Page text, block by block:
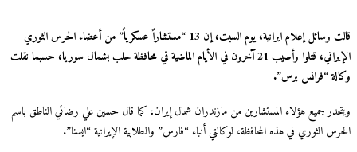
قالت وسائل إعلام ايرانية، يوم السبت، إن 13 “مستشاراً عسكرياً” من أعضاء الحرس الثوري
الإيراني، قتلوا وأصيب 21 آخرون في الأيام الماضية في محافظة حلب بشمال سوريا، حسبما نقلت
“فرانس برس”.
جميع هؤلاء المستشارين من مازندران شمال إيران، كما قال حسين علي رضائي الناطق باسم
الثوري في هذه المحافظة، لوكالتي أنباء “فارس” والطلابية الإيرانية “ايسنا”.